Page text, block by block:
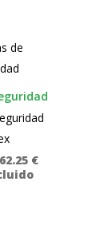
62.25 €Rango